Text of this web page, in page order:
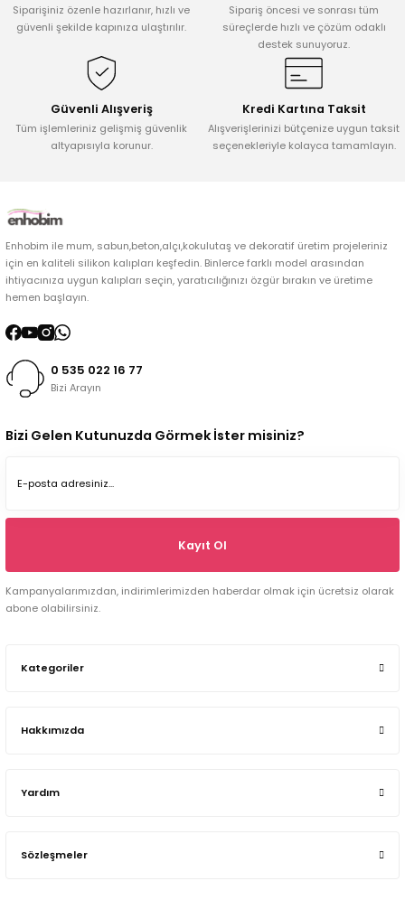
Siparişiniz özenle hazırlanır, hızlı ve
güvenli şekilde kapınıza ulaştırılır.
Sipariş öncesi ve sonrası tüm
süreçlerde hızlı ve çözüm odaklı
destek sunuyoruz.
Güvenli Alışveriş
Tüm işlemleriniz gelişmiş güvenlik
altyapısıyla korunur.
Kredi Kartına Taksit
Alışverişlerinizi bütçenize uygun taksit
seçenekleriyle kolayca tamamlayın.
Enhobim ile mum, sabun,beton,alçı,kokulutaş ve dekoratif üretim projeleriniz
için en kaliteli silikon kalıpları keşfedin. Binlerce farklı model arasından
ihtiyacınıza uygun kalıpları seçin, yaratıcılığınızı özgür bırakın ve üretime
hemen başlayın.
0 535 022 16 77
Bizi Arayın
Kategoriler
Hakkımızda
Yardım
Sözleşmeler
Bizi Gelen Kutunuzda Görmek İster misiniz?
Kayıt Ol
Kampanyalarımızdan, indirimlerimizden haberdar olmak için ücretsiz olarak
abone olabilirsiniz.